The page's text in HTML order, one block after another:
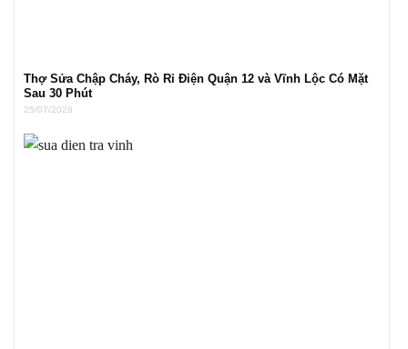
Thợ Sửa Chập Cháy, Rò Rỉ Điện Quận 12 và Vĩnh Lộc Có Mặt
Sau 30 Phút
25/07/2026